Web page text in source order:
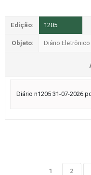
Edição: 1205
Objeto: Diário
Diário n1205 31-07-
1 2